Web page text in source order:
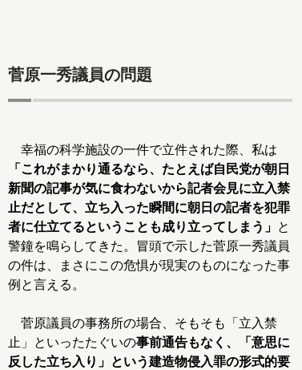
菅原一秀議員の問題
幸福の科学施設の一件で立件された際、私は
「これがまかり通るなら、たとえば自民党が朝日
新聞の記事が気に食わないから記者会見に立入禁
止だとして、立ち入った瞬間に朝日の記者を犯罪
者に仕立てるということも成り立ってしまう」 と
警鐘を鳴らしてきた。冒頭で示した菅原一秀議員
の件は、まさにこの危惧が現実のものになった事
例と言える。
菅原議員の事務所の場合、そもそも「立入禁
止」といったたぐいの事前通告もなく、「意思に
反した立ち入り」という建造物侵入罪の形式的要